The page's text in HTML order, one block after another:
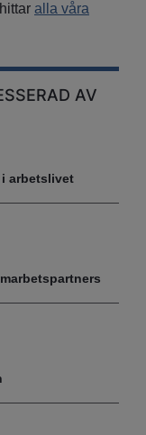
alla våra
AV
arbetslivet